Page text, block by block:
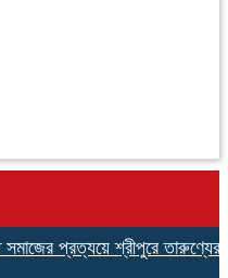
প্রত্যয়ে শ্রীপুরে তারুণ্যের